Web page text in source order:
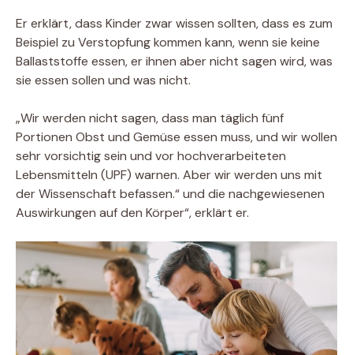
Er erklärt, dass Kinder zwar wissen sollten, dass es zum
Beispiel zu Verstopfung kommen kann, wenn sie keine
Ballaststoffe essen, er ihnen aber nicht sagen wird, was
sie essen sollen und was nicht.
„Wir werden nicht sagen, dass man täglich fünf
Portionen Obst und Gemüse essen muss, und wir wollen
sehr vorsichtig sein und vor hochverarbeiteten
Lebensmitteln (UPF) warnen. Aber wir werden uns mit
der Wissenschaft befassen.“ und die nachgewiesenen
Auswirkungen auf den Körper“, erklärt er.